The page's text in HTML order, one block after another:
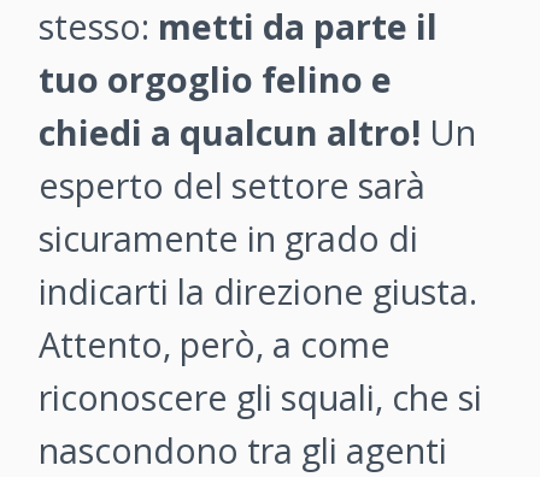
stesso: metti da parte il
tuo orgoglio felino e
chiedi a qualcun altro! Un
esperto del settore sarà
sicuramente in grado di
indicarti la direzione giusta.
Attento, però, a come
riconoscere gli squali, che si
nascondono tra gli agenti